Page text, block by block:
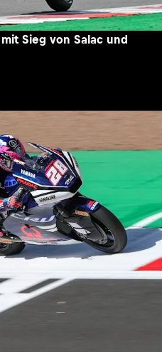
Sieg von Salac und